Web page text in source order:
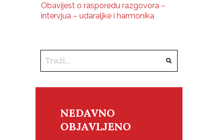
Obavijest o rasporedu razgovora –
intervjua – udaraljke i harmonika
NEDAVNO
OBJAVLJENO